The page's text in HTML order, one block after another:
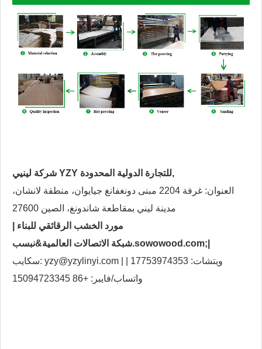
شركة لينيي YZY للتجارة الدولية المحدودة,
العنوان: غرفة 2204 مبنى دونغفانغ جيايوان، منطقة لانشان،
مدينة ليني بمقاطعة شاندونغ، الصين 27600
مورد الخشب الرقائقي للبناء |
شبكة الاتصالات العالمية.sowowood.com&نبسب;|
سكايب: yzy@yzylinyi.com | ويتشات: 17753974353 |
واتساب/فايبر: +86 15094723345